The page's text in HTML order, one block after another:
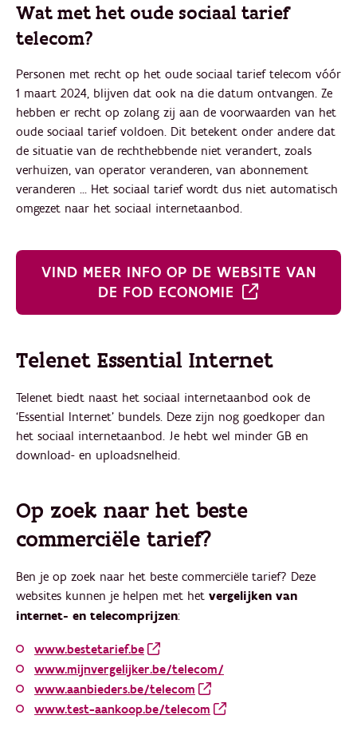
Wat met het oude sociaal tarief
telecom?
Personen met recht op het oude sociaal tarief telecom vóór
1 maart 2024, blijven dat ook na die datum ontvangen. Ze
hebben er recht op zolang zij aan de voorwaarden van het
oude sociaal tarief voldoen. Dit betekent onder andere dat
de situatie van de rechthebbende niet verandert, zoals
verhuizen, van operator veranderen, van abonnement
veranderen ... Het sociaal tarief wordt dus niet automatisch
omgezet naar het sociaal internetaanbod.
VIND MEER INFO OP DE WEBSITE VAN
DE FOD ECONOMIE
Telenet Essential Internet
Telenet biedt naast het sociaal internetaanbod ook de
‘Essential Internet’ bundels. Deze zijn nog goedkoper dan
het sociaal internetaanbod. Je hebt wel minder GB en
download- en uploadsnelheid.
Op zoek naar het beste
commerciële tarief?
Ben je op zoek naar het beste commerciële tarief? Deze
websites kunnen je helpen met het vergelijken van
internet- en telecomprijzen:
www.bestetarief.be
www.mijnvergelijker.be/telecom/
www.aanbieders.be/telecom
www.test-aankoop.be/telecom